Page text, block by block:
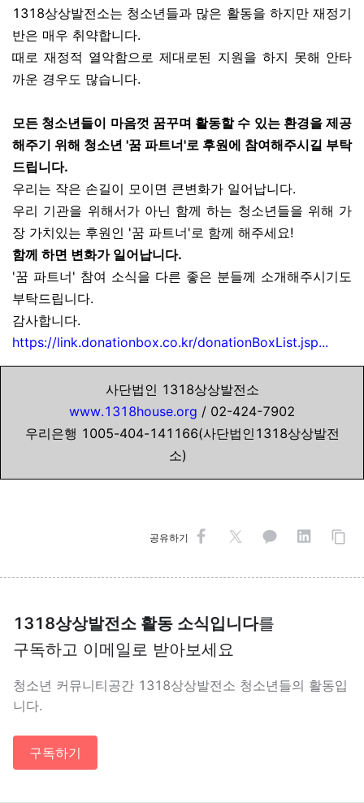
1318상상발전소는 청소년들과 많은 활동을 하지만 재정기
반은 매우 취약합니다.
때로 재정적 열악함으로 제대로된 지원을 하지 못해 안타
까운 경우도 많습니다.
모든 청소년들이 마음껏 꿈꾸며 활동할 수 있는 환경을 제공
해주기 위해 청소년 '꿈 파트너'로 후원에 참여해주시길 부탁
드립니다.
우리는 작은 손길이 모이면 큰변화가 일어납니다.
우리 기관을 위해서가 아닌 함께 하는 청소년들을 위해 가
장 가치있는 후원인 '꿈 파트너'로 함께 해주세요!
함께 하면 변화가 일어납니다.
'꿈 파트너' 참여 소식을 다른 좋은 분들께 소개해주시기도
부탁드립니다.
감사합니다.
https://link.donationbox.co.kr/donationBoxList.jsp...
사단법인 1318상상발전소
www.1318house.org / 02-424-7902
우리은행 1005-404-141166(사단법인1318상상발전
소)
공유하기
1318상상발전소 활동 소식입니다를
구독하고 이메일로 받아보세요
청소년 커뮤니티공간 1318상상발전소 청소년들의 활동입
니다.
구독하기